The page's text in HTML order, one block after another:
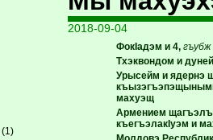
(1)
2018-09-04
ФокIадэм и 4, гъубж
Тхэквондом и
Урысейм и ядернэ
махуэщ
Армением
къегъэлакIуэм и